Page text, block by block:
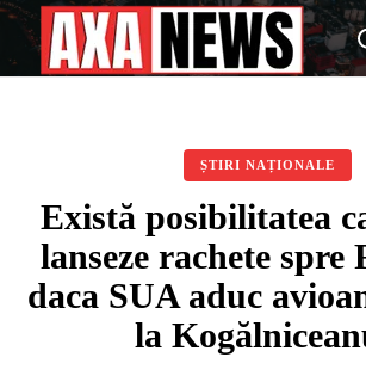
ȘTIRI NAȚIONALE
Există posibilitatea
lanseze rachete spre
daca SUA aduc
la